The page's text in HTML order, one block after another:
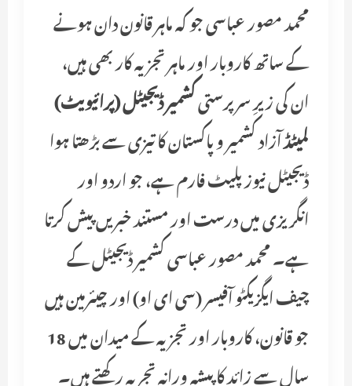
محمد مصور عباسی جو کہ ماہر قانون دان ہونے
کے ساتھ کاروبار اور ماہر تجزیہ کار بھی ہیں،
ان کی زیرِ سرپرستیکشمیر ڈیجیٹل (پرائیویٹ)
لمیٹڈآزاد کشمیر و پاکستان کا تیزی سے بڑھتا ہوا
ڈیجیٹل نیوز پلیٹ فارم ہے، جو اردو اور
انگریزی میں درست اور مستند خبریں پیش کرتا
ہے۔ محمد مصور عباسی کشمیر ڈیجیٹل کے
چیف ایگزیکٹو آفیسر (سی ای او) اور چیئرمین ہیں
جو قانون، کاروبار اور تجزیہ کے میدان میں 18
سال سے زائد کا پیشہ ورانہ تجربہ رکھتے ہیں۔